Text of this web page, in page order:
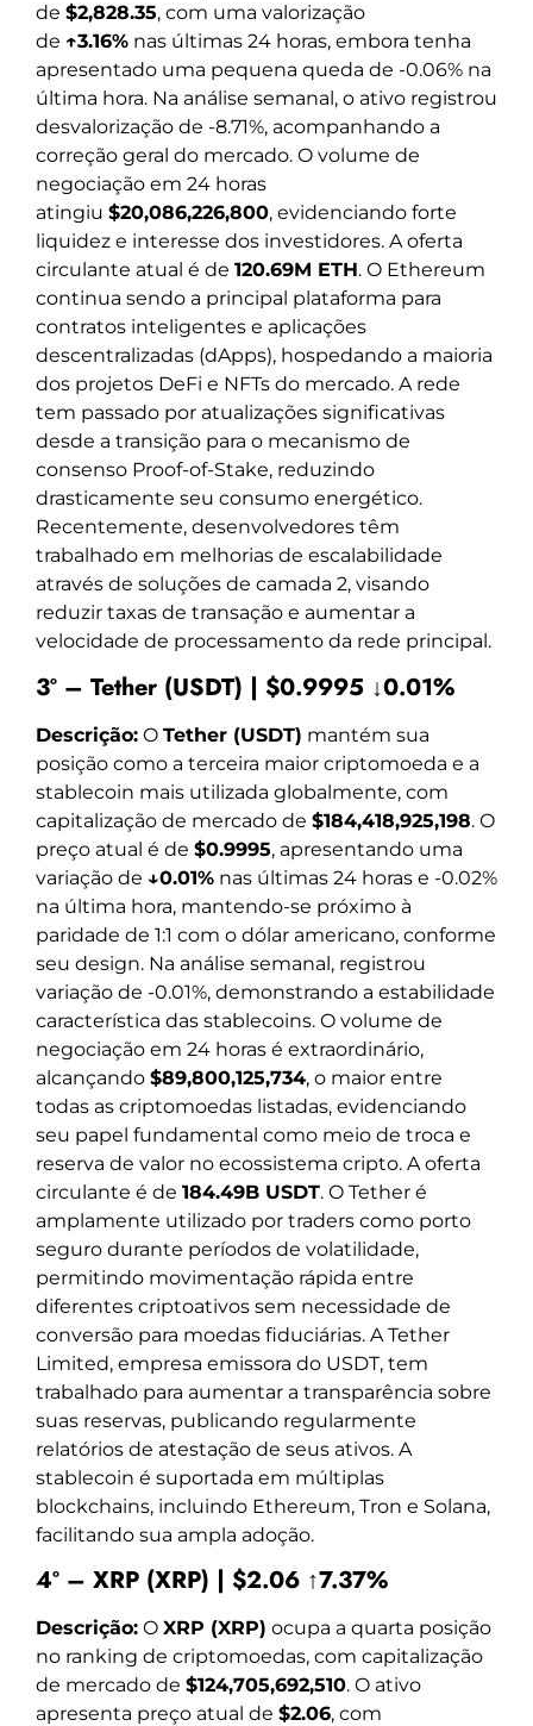
de $2,828.35, com uma valorização
de ↑3.16% nas últimas 24 horas, embora tenha
apresentado uma pequena queda de -0.06% na
última hora. Na análise semanal, o ativo registrou
desvalorização de -8.71%, acompanhando a
correção geral do mercado. O volume de
negociação em 24 horas
atingiu $20,086,226,800, evidenciando forte
liquidez e interesse dos investidores. A oferta
circulante atual é de 120.69M ETH. O Ethereum
continua sendo a principal plataforma para
contratos inteligentes e aplicações
descentralizadas (dApps), hospedando a maioria
dos projetos DeFi e NFTs do mercado. A rede
tem passado por atualizações significativas
desde a transição para o mecanismo de
consenso Proof-of-Stake, reduzindo
drasticamente seu consumo energético.
Recentemente, desenvolvedores têm
trabalhado em melhorias de escalabilidade
através de soluções de camada 2, visando
reduzir taxas de transação e aumentar a
velocidade de processamento da rede principal.
3º – Tether (USDT) | $0.9995 ↓0.01%
Descrição: O Tether (USDT) mantém sua
posição como a terceira maior criptomoeda e a
stablecoin mais utilizada globalmente, com
capitalização de mercado de $184,418,925,198. O
preço atual é de $0.9995, apresentando uma
variação de ↓0.01% nas últimas 24 horas e -0.02%
na última hora, mantendo-se próximo à
paridade de 1:1 com o dólar americano, conforme
seu design. Na análise semanal, registrou
variação de -0.01%, demonstrando a estabilidade
característica das stablecoins. O volume de
negociação em 24 horas é extraordinário,
alcançando $89,800,125,734, o maior entre
todas as criptomoedas listadas, evidenciando
seu papel fundamental como meio de troca e
reserva de valor no ecossistema cripto. A oferta
circulante é de 184.49B USDT. O Tether é
amplamente utilizado por traders como porto
seguro durante períodos de volatilidade,
permitindo movimentação rápida entre
diferentes criptoativos sem necessidade de
conversão para moedas fiduciárias. A Tether
Limited, empresa emissora do USDT, tem
trabalhado para aumentar a transparência sobre
suas reservas, publicando regularmente
relatórios de atestação de seus ativos. A
stablecoin é suportada em múltiplas
blockchains, incluindo Ethereum, Tron e Solana,
facilitando sua ampla adoção.
4º – XRP (XRP) | $2.06 ↑7.37%
Descrição: O XRP (XRP) ocupa a quarta posição
no ranking de criptomoedas, com capitalização
de mercado de $124,705,692,510. O ativo
apresenta preço atual de $2.06, com